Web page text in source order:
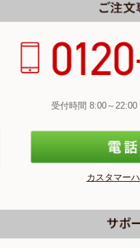
受付時間 8:00～22:00
カスタマー